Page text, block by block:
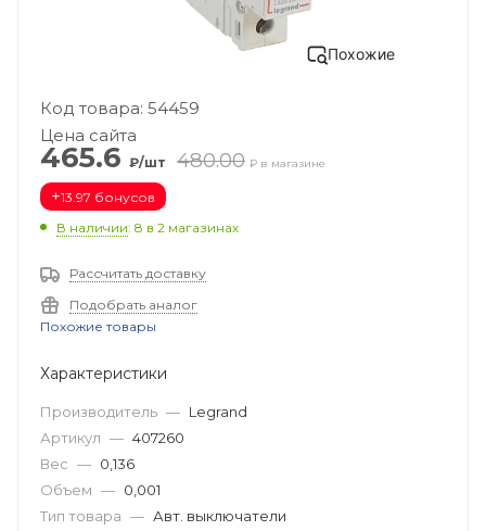
Похожие
Код товара: 54459
Цена сайта
465.6 ₽/шт 480.00 ₽ в магазине
+13.97 бонусов
В наличии: 8 в 2 магазинах
Рассчитать доставку
Подобрать аналог
Похожие товары
Характеристики
Производитель — Legrand
Артикул — 407260
Вес — 0,136
Объем — 0,001
Тип товара — Авт. выключатели